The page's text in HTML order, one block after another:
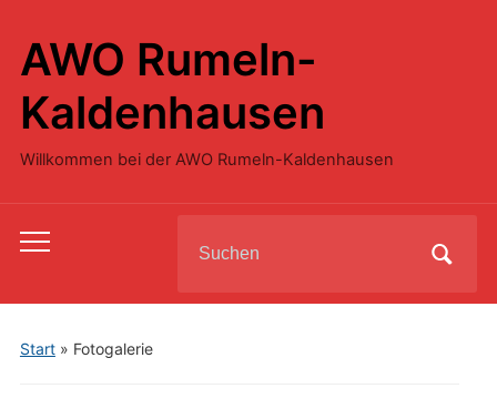
AWO Rumeln-
Kaldenhausen
Willkommen bei der AWO Rumeln-Kaldenhausen
Toggle
menu
for:
Start» Fotogalerie